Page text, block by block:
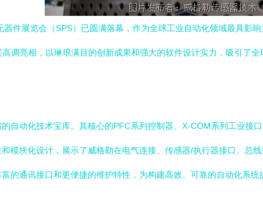
件展览会（SPS）已圆满落幕，作为全球工业自动化领域最具影
调亮相，以琳琅满目的创新成果和强大的软件设计实力，吸引了全
自动化技术宝库。其核心的PFC系列控制器、X-COM系列工业接
模块化设计，展示了威格勒在电气连接、传感器/执行器接口、总
的通讯接口和更便捷的维护特性，为构建高效、可靠的自动化系统